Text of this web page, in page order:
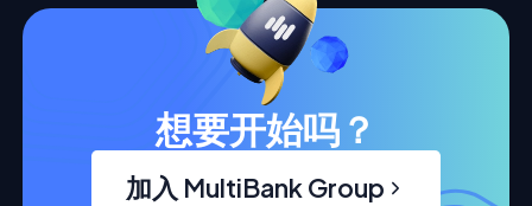
想要开始吗？
加入 MultiBank Group